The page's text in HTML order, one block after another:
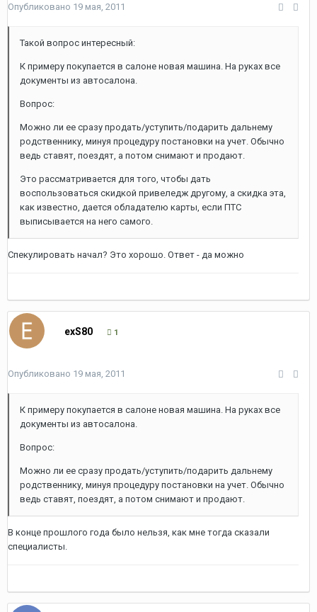
Опубликовано 19 мая, 2011
Такой вопрос интересный:
К примеру покупается в салоне новая машина. На руках все
документы из автосалона.
Вопрос:
Можно ли ее сразу продать/уступить/подарить дальнему
родственнику, минуя процедуру постановки на учет. Обычно
ведь ставят, поездят, а потом снимают и продают.
Это рассматривается для того, чтобы дать
воспользоваться скидкой привеледж другому, а скидка эта,
как известно, дается обладателю карты, если ПТС
выписывается на него самого.
Спекулировать начал? Это хорошо. Ответ - да можно
exS80 1
Опубликовано 19 мая, 2011
К примеру покупается в салоне новая машина. На руках все
документы из автосалона.
Вопрос:
Можно ли ее сразу продать/уступить/подарить дальнему
родственнику, минуя процедуру постановки на учет. Обычно
ведь ставят, поездят, а потом снимают и продают.
В конце прошлого года было нельзя, как мне тогда сказали
специалисты.